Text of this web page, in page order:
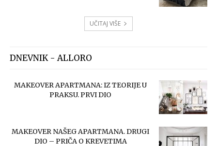
UČITAJ VIŠE
DNEVNIK - ALLORO
MAKEOVER APARTMANA: IZ TEORIJE U
PRAKSU. PRVI DIO
MAKEOVER NAŠEG APARTMANA. DRUGI
DIO – PRIČA O KREVETIMA